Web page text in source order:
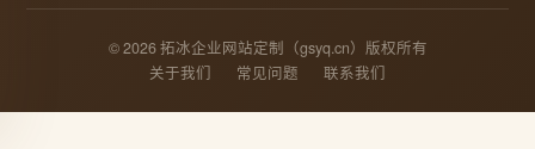
© 2026 拓冰企业网站定制（gsyq.cn）版权所有
关于我们
常见问题 联系我们